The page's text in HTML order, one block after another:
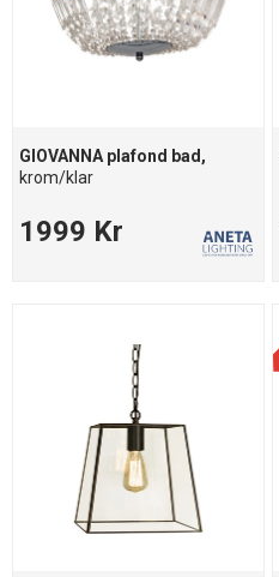
GIOVANNA plafond bad,
krom/klar
1999 Kr